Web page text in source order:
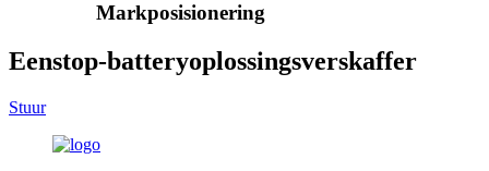
Markposisionering
Eenstop-batteryoplossingsverskaffer
Stuur